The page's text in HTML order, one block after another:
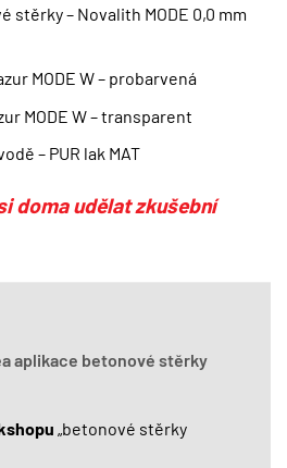
stěrky – Novalith MODE 0,0 mm
MODE W – probarvená
MODE W – transparent
– PUR lak MAT
doma udělat zkušební
aplikace betonové stěrky
„betonové stěrky